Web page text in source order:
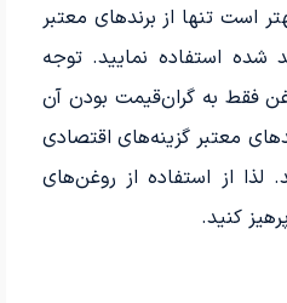
است تنها از برندهای معتبر
شده استفاده نمایید. توجه
فقط به گران‌قیمت بودن آن
معتبر گزینه‌های اقتصادی
لذا از استفاده از روغن‌های
کنید.